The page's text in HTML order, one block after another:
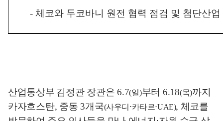
- 체코와 두코바니 원전 협력 점검 및 첨단산
산업통상부 김정관 장관은6.7(일)부터 6.18(목)까지
카자흐스탄, 중동 3개국(사우디 ⋅카타르⋅UAE), 체코를